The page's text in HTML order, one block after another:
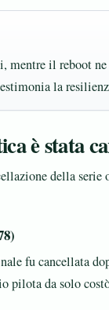
mentre il reboot
la
è stata
della
fu cancellata
pilota da solo